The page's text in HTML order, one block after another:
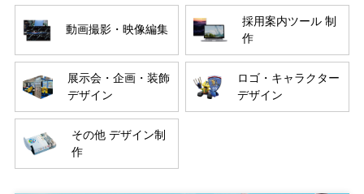
動画撮影・映像編集
採用案内ツール 制
作
展示会・企画・装飾
デザイン
ロゴ・キャラクター
デザイン
その他 デザイン制
作